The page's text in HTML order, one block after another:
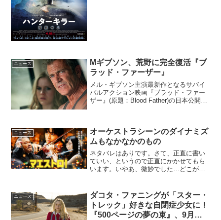
ニュース
Mギブソン、荒野に完全復活『ブ
ラッド・ファーザー』
メル・ギブソン主演最新作となるサバイ
バルアクション映画『ブラッド・ファー
ザー』(原題：Blood Father)の日本公開日
レーラー...
ニュース
オーケストラシーンのダイナミズ
ムもなかなかのもの
ネタバレはありです。さて、正直に書い
ていい、というので正直にかかせてもら
います。いやあ、微妙でした…どこが微
楽って人生で一番美しい」というセリ
フ。何と何を比較して美しい...
ニュース
ダコタ・ファニングが「スター・
トレック」好きな自閉症少女に！
『500ページの夢の束』、9月公